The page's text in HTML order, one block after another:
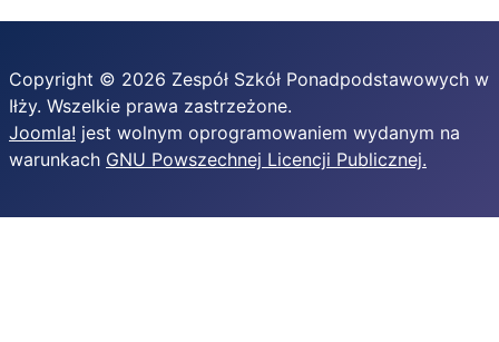
Copyright © 2026 Zespół Szkół Ponadpodstawowych w
Iłży. Wszelkie prawa zastrzeżone.
Joomla! jest wolnym oprogramowaniem wydanym na
warunkach GNU Powszechnej Licencji Publicznej.